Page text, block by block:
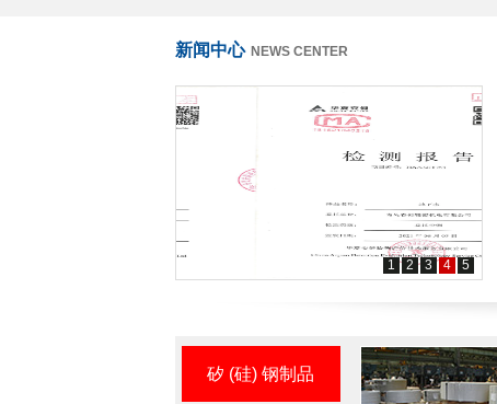
新闻中心 NEWS CENTER
1 2 3 4 5
矽 (硅) 钢制品